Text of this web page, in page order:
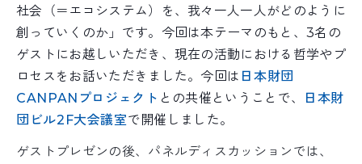
社会（＝エコシステム）を、我々一人一人がどのように
創っていくのか」です。今回は本テーマのもと、3名の
ゲストにお越しいただき、現在の活動における哲学やプ
ロセ スをお話いただきました。今回は 日本財団
CANPANプロジェクト との共催ということで、
日本財
団ビル2F大会議室で開催しました。
ゲストプレゼンの後、パネルディスカッションでは、